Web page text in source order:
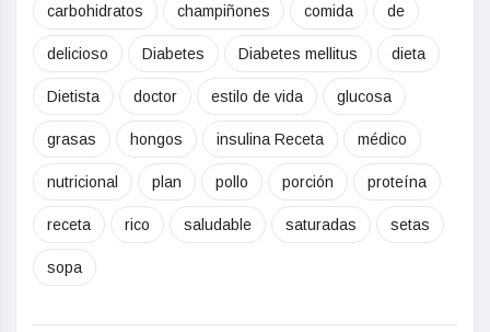
carbohidratos champiñones comida de
delicioso Diabetes Diabetes mellitus dieta
Dietista doctor estilo de vida glucosa
grasas hongos insulina Receta médico
nutricional plan pollo porción proteína
receta rico saludable saturadas setas
sopa